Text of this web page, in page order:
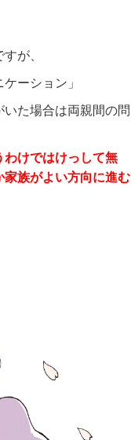
が、
ーション」
た場合は両親間の問
わけではけっして無
家族がよい方向に進む